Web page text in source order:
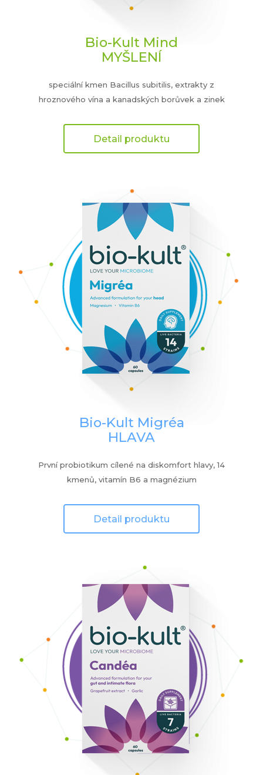
Bio-Kult Mind
MYŠLENÍ
speciální kmen Bacillus subitilis, extrakty z
hroznového vína a kanadských borůvek a zinek
Detail produktu
Bio-Kult Migréa
HLAVA
První probiotikum cílené na diskomfort hlavy, 14
kmenů, vitamín B6 a magnézium
Detail produktu